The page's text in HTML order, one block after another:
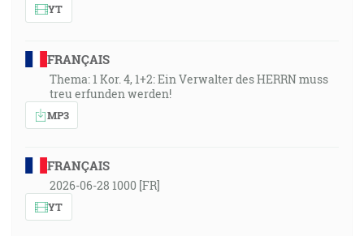
YT
FRANÇAIS
Thema: 1 Kor. 4, 1+2: Ein Verwalter des HERRN muss
treu erfunden werden!
MP3
FRANÇAIS
2026-06-28 1000 [FR]
YT